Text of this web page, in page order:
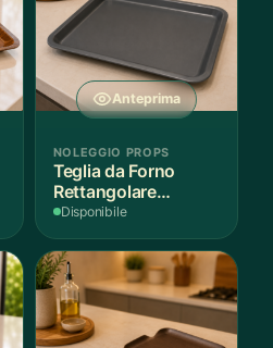
Anteprima
NOLEGGIO PROPS
Teglia da Forno
Rettangolare
Antiaderente
Disponibile